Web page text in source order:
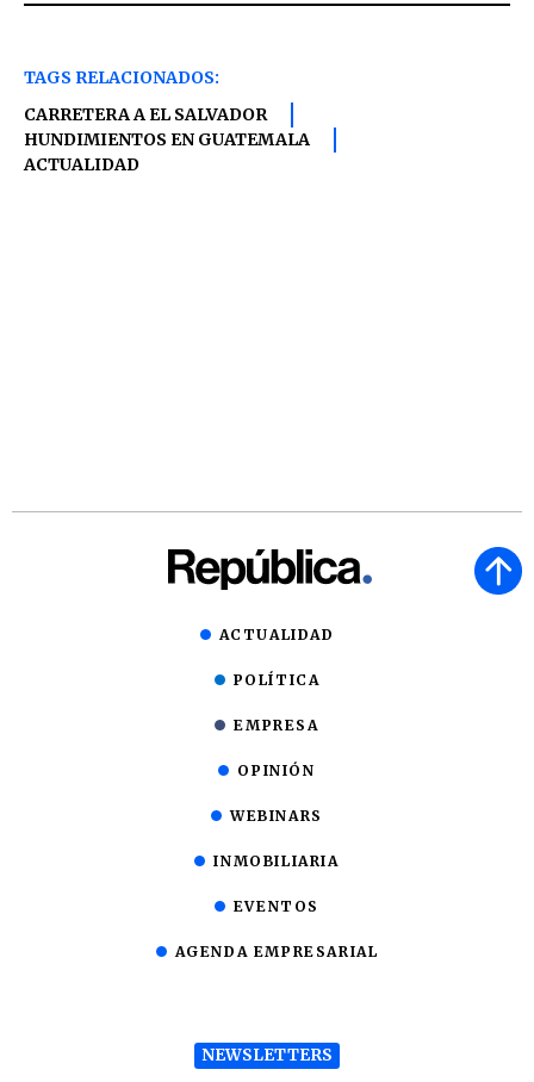
TAGS RELACIONADOS:
CARRETERA A EL SALVADOR
HUNDIMIENTOS EN GUATEMALA
ACTUALIDAD
ACTUALIDAD
POLÍTICA
EMPRESA
OPINIÓN
WEBINARS
INMOBILIARIA
EVENTOS
AGENDA EMPRESARIAL
NEWSLETTERS